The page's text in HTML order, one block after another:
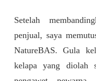
Setelah
penjual, saya
NatureBAS. Gula
kelapa yang diolah